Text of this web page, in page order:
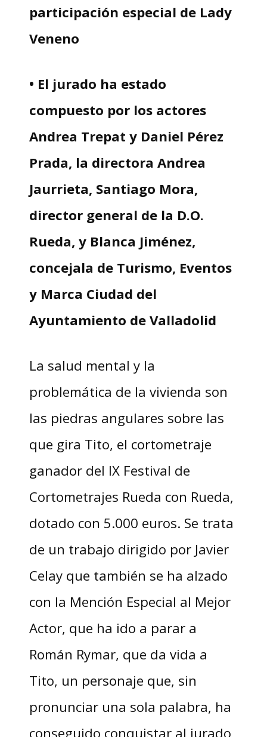
participación especial de Lady
Veneno
• El jurado ha estado
compuesto por los actores
Andrea Trepat y Daniel Pérez
Prada, la directora Andrea
Jaurrieta, Santiago Mora,
director general de la D.O.
Rueda, y Blanca Jiménez,
concejala de Turismo, Eventos
y Marca Ciudad del
Ayuntamiento de Valladolid
La salud mental y la
problemática de la vivienda son
las piedras angulares sobre las
que gira Tito, el cortometraje
ganador del IX Festival de
Cortometrajes Rueda con Rueda,
dotado con 5.000 euros. Se trata
de un trabajo dirigido por Javier
Celay que también se ha alzado
con la Mención Especial al Mejor
Actor, que ha ido a parar a
Román Rymar, que da vida a
Tito, un personaje que, sin
pronunciar una sola palabra, ha
conseguido conquistar al jurado